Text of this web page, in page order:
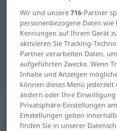
Deutsch-
"Verweis"
"Verweis"
„Verweis“:
Wir und unsere716-Partner
personenbezogene Daten
Kennungen auf Ihrem Gerät
aktivieren Sie Tracking-
Partner verarbeiten Daten,
aufgeführten Zwecke. Wenn
Inhalte und Anzeigen
können dieses Menü
ändern oder Ihre
Privatsphäre-Einstellungen
Einstellungen gelten
finden Sie in unserer